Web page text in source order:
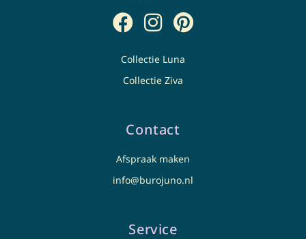
Collectie Luna
Collectie Ziva
Contact
Afspraak maken
info@burojuno.nl
Service